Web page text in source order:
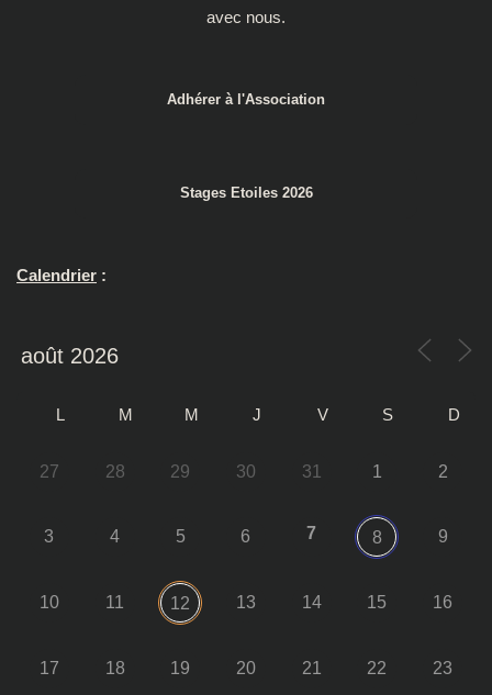
avec nous.
Adhérer à l'Association
Stages Etoiles 2026
Calendrier :
L M M J V S D
27 28 29 30 31 1 2
3 4 5 6 7 8 9
10 11 12 13 14 15 16
17 18 19 20 21 22 23